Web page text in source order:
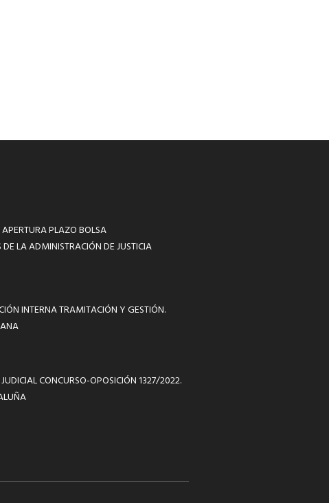
PLAZO BOLSA
LA ADMINISTRACIÓN DE JUSTICIA
INTERNA TRAMITACIÓN Y GESTIÓN.
CONCURSO-OPOSICIÓN 1327/2022.